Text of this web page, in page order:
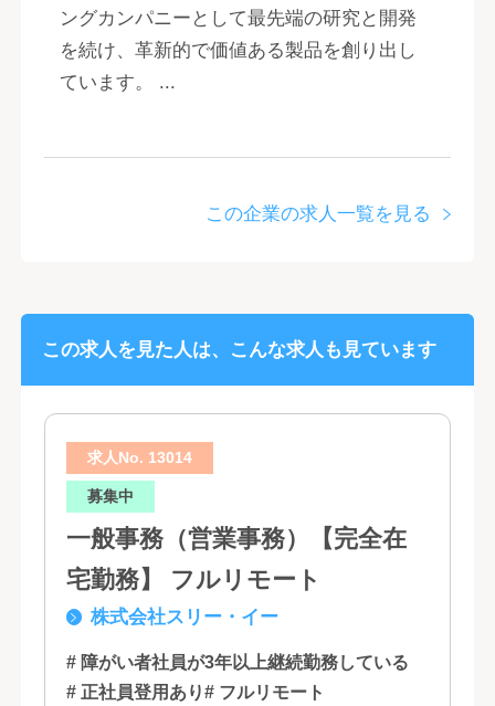
ングカンパニーとして最先端の研究と開発
を続け、革新的で価値ある製品を創り出し
ています。 ...
この企業の求人一覧を見る
この求人を見た人は、こんな求人も見ています
求人No. 13014
募集中
一般事務（営業事務）【完全在
宅勤務】 フルリモート
株式会社スリー・イー
# 障がい者社員が3年以上継続勤務している
# 正社員登用あり# フルリモート